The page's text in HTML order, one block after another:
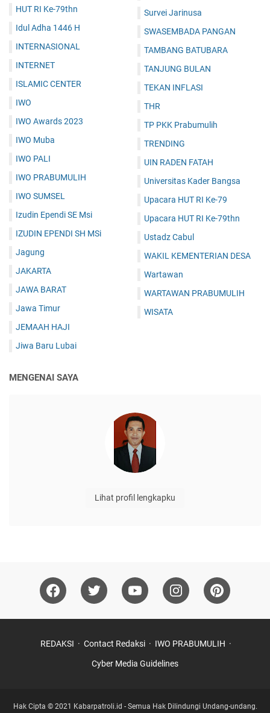
HUT RI Ke-79thn
Idul Adha 1446 H
INTERNASIONAL
INTERNET
ISLAMIC CENTER
IWO
IWO Awards 2023
IWO Muba
IWO PALI
IWO PRABUMULIH
IWO SUMSEL
Izudin Ependi SE Msi
IZUDIN EPENDI SH MSi
Jagung
JAKARTA
JAWA BARAT
Jawa Timur
JEMAAH HAJI
Jiwa Baru Lubai
Survei Jarinusa
SWASEMBADA PANGAN
TAMBANG BATUBARA
TANJUNG BULAN
TEKAN INFLASI
THR
TP PKK Prabumulih
TRENDING
UIN RADEN FATAH
Universitas Kader Bangsa
Upacara HUT RI Ke-79
Upacara HUT RI Ke-79thn
Ustadz Cabul
WAKIL KEMENTERIAN DESA
Wartawan
WARTAWAN PRABUMULIH
WISATA
MENGENAI SAYA
Lihat profil lengkapku
REDAKSI Contact Redaksi IWO PRABUMULIH
Cyber Media Guidelines
Hak Cipta © 2021 Kabarpatroli.id - Semua Hak Dilindungi Undang-undang.